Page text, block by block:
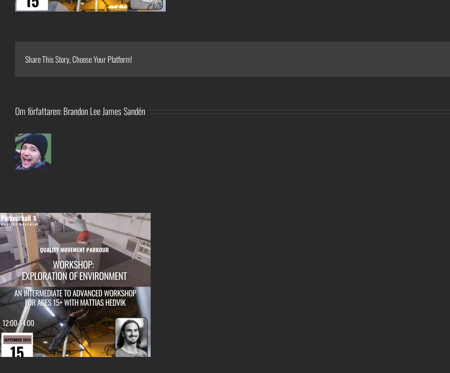
Share This Story, Choose Your Platform!
Om författaren:Brandon Lee James Sandén